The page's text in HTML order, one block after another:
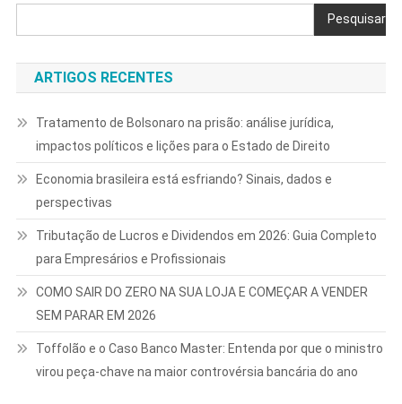
Pesquisar
ARTIGOS RECENTES
Tratamento de Bolsonaro na prisão: análise jurídica,
impactos políticos e lições para o Estado de Direito
Economia brasileira está esfriando? Sinais, dados e
perspectivas
Tributação de Lucros e Dividendos em 2026: Guia Completo
para Empresários e Profissionais
COMO SAIR DO ZERO NA SUA LOJA E COMEÇAR A VENDER
SEM PARAR EM 2026
Toffolão e o Caso Banco Master: Entenda por que o ministro
virou peça-chave na maior controvérsia bancária do ano